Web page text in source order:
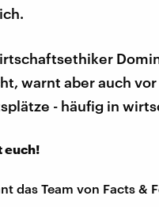
warnt aber auch
- häufig in
euch!
das Team von Facts &